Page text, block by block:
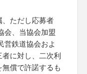
、ただし応募者
会、当協会加盟
営鉄道協会およ
に対し、二次利
償で許諾するも